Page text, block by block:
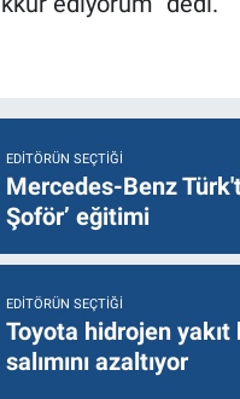
EDITÖRÜN SEÇTIĞI
Mercedes-Benz
Şoför’ eğitimi
EDITÖRÜN SEÇTIĞI
Toyota hidrojen
salımını azaltıyor